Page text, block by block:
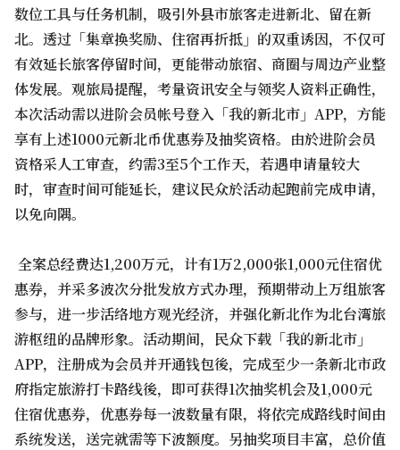
数位工具与任务机制，吸引外县市旅客走进新北、留在新
北。透过「集章换奖励、住宿再折抵」的双重诱因，不仅可
有效延长旅客停留时间，更能带动旅宿、商圈与周边产业整
体发展。观旅局提醒，考量资讯安全与领奖人资料正确性，
本次活动需以进阶会员帐号登入「我的新北市」APP，方能
享有上述1000元新北币优惠券及抽奖资格。由於进阶会员
资格采人工审查，约需3至5个工作天，若遇申请量较大
时，审查时间可能延长，建议民众於活动起跑前完成申请，
以免向隅。
全案总经费达1,200万元，计有1万2,000张1,000元住宿优
惠券，并采多波次分批发放方式办理，预期带动上万组旅客
参与，进一步活络地方观光经济，并强化新北作为北台湾旅
游枢纽的品牌形象。活动期间，民众下载「我的新北市」
APP，注册成为会员并开通钱包後，完成至少一条新北市政
府指定旅游打卡路线後，即可获得1次抽奖机会及1,000元
住宿优惠券，优惠券每一波数量有限，将依完成路线时间由
系统发送，送完就需等下波额度。另抽奖项目丰富，总价值